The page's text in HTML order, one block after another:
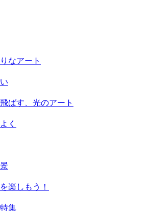
なアート
ばす、光のアート
く
楽しもう！
集